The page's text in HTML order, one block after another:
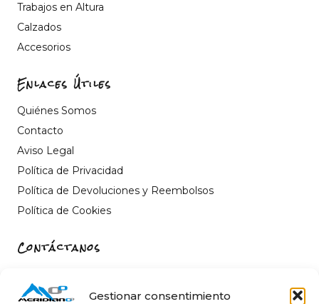
Gestionar consentimiento
Trabajos en Altura
Calzados
Accesorios
Enlaces Útiles
Quiénes Somos
Contacto
Aviso Legal
Política de Privacidad
Política de Devoluciones y Reembolsos
Política de Cookies
Contáctanos
Castelló